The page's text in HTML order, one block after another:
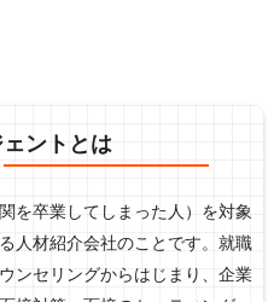
ントとは
を卒業してしまった人）を対象
人材紹介会社のことです。就職
ンセリングからはじまり、企業